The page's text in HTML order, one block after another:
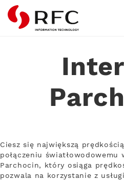
RFC
Ciesz się największą
połączeniu
Parchocin, który osiąga
pozwala na korzystanie z